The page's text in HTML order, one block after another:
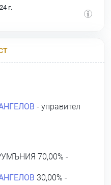
г.
- управител
70,00% -
30,00% -